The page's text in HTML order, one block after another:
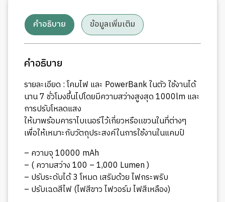
คำอธิบาย ข้อมูลเพิ่มเติม
คำอธิบาย
รายละเอียด : โคมไฟ และ PowerBank ในตัว ใช้งานได้
นาน 7 ชั่วโมงขึ้นไปโดยมีความสว่างสูงสุด 1000lm และ
การปรับโหลดแสง
ให้มาพร้อมคาราไบเนอร์ไว้เกี่ยวหรือเเขวนในที่ต่างๆ
เพื่อให้เหมาะกับวัตถุประสงค์ในการใช้งานในแคมป์
– ความจุ 10000 mAh
– ( ความสว่าง 100 – 1,000 Lumen )
– ปรับระดับได้ 3 โหมด เสริมด้วย ไฟกระพริบ
– ปรับเฉดสีไฟ (ไฟสีขาว ไฟวอร์ม ไฟสีเหลือง)